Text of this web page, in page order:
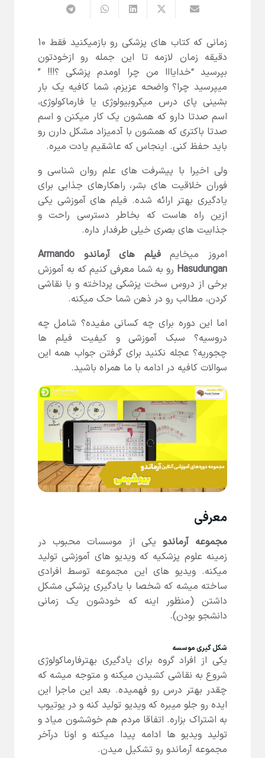
زمانی که کتاب های پزشکی رو بازمیکنید فقط 10
دقیقه زمان لازمه تا این جمله رو ازخودتون
بپرسید “خدایااا من چرا اومدم پزشکی ؟!!! ”
میپرسید چرا؟ واضحه عزیزم، شما کافیه یک بار
بشینی پای درس میکروبیولوژی یا فارماکولوژی،
اسم صدتا دارو که همشون یک کار میکنن و اسم
صدتا باکتری که همشون با آدمیزاد مشکل دارن رو
باید حفظ کنی. اینجاس که عاشقیم یادت میره.
ولی اخیرا با پیشرفت های علم روان شناسی و
فوران خلاقیت های بشر، راهکارهای جذابی برای
یادگیری بهتر ارائه شده. فیلم های آموزشی یکی
ازین راه هاست که بخاطر دسترسی راحت و
جذابیت های بصری خیلی طرفدار داره.
امروز میخایم
فیلم های آرماندو Armando
Hasudungan رو به شما معرفی کنیم که به آموزش
برخی از دروس سخت پزشکی پرداخته و با نقاشی
کردن، مطالب رو در ذهن شما حک میکنه.
اما این دوره برای چه کسانی مفیده؟ شامل چه
دروسیه؟ سبک آموزشی و کیفیت فیلم ها
چجوریه؟ عجله نکنید برای گرفتن جواب همه این
سوالات کافیه در ادامه با ما همراه باشید.
معرفی
مجموعه آرماندو یکی از موسسات محبوب در
زمینه علوم پزشکیه که ویدیو های آموزشی تولید
میکنه. ویدیو های این مجموعه توسط افرادی
ساخته میشه که شخصا با یادگیری پزشکی مشکل
داشتن (منظور اینه که خودشون یک زمانی
دانشجو بودن).
شکل گیری موسسه
یکی از افراد گروه برای یادگیری بهترفارماکولوژی
شروع به نقاشی کشیدن میکنه و متوجه میشه که
چقدر بهتر درس رو فهمیده. بعد این ماجرا این
ایده رو جلو میبره که ویدیو تولید کنه و در یوتیوب
به اشتراک بزاره. اتفاقا مردم هم خوششون میاد و
تولید ویدیو ها ادامه پیدا میکنه و اونا درآخر
مجموعه آرماندو رو تشکیل میدن.